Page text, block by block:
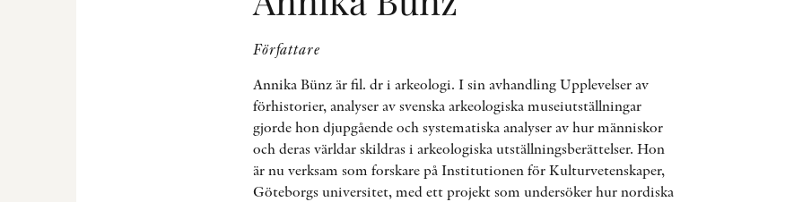
ÖVRIGA FORMAT
Författare
Annika Bünz är fil. dr i arkeologi. I sin avhandling Upplevelser av
förhistorier, analyser av svenska arkeologiska museiutställningar
gjorde hon djupgående och systematiska analyser av hur människor
och deras världar skildras i arkeologiska utställningsberättelser. Hon
är nu verksam som forskare på Institutionen för Kulturvetenskaper,
Göteborgs universitet, med ett projekt som undersöker hur nordiska